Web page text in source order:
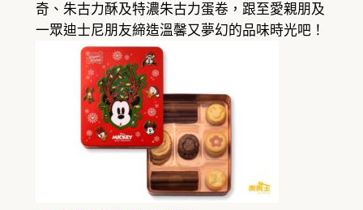
奇、朱古力酥及特濃朱古力蛋卷，跟至愛親朋及
一眾迪士尼朋友締造溫馨又夢幻的品味時光吧！